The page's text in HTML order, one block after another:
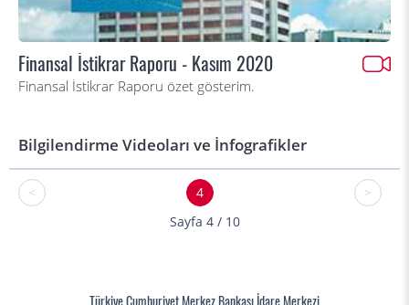
Finansal İstikrar Raporu - Kasım 2020
Finansal İstikrar Raporu özet gösterim.
Bilgilendirme Videoları ve İnfografikler
< 4
>
Sayfa 4 / 10
Türkiye Cumhuriyet Merkez Bankası İdare Merkezi